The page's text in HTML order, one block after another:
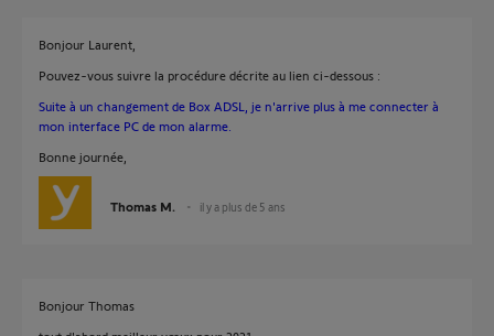
Bonjour Laurent,
Pouvez-vous suivre la procédure décrite au lien ci-dessous :
Suite à un changement de Box ADSL, je n'arrive plus à me connecter à
mon interface PC de mon alarme.
Bonne journée,
Thomas M. il y a plus de 5 ans
Bonjour Thomas